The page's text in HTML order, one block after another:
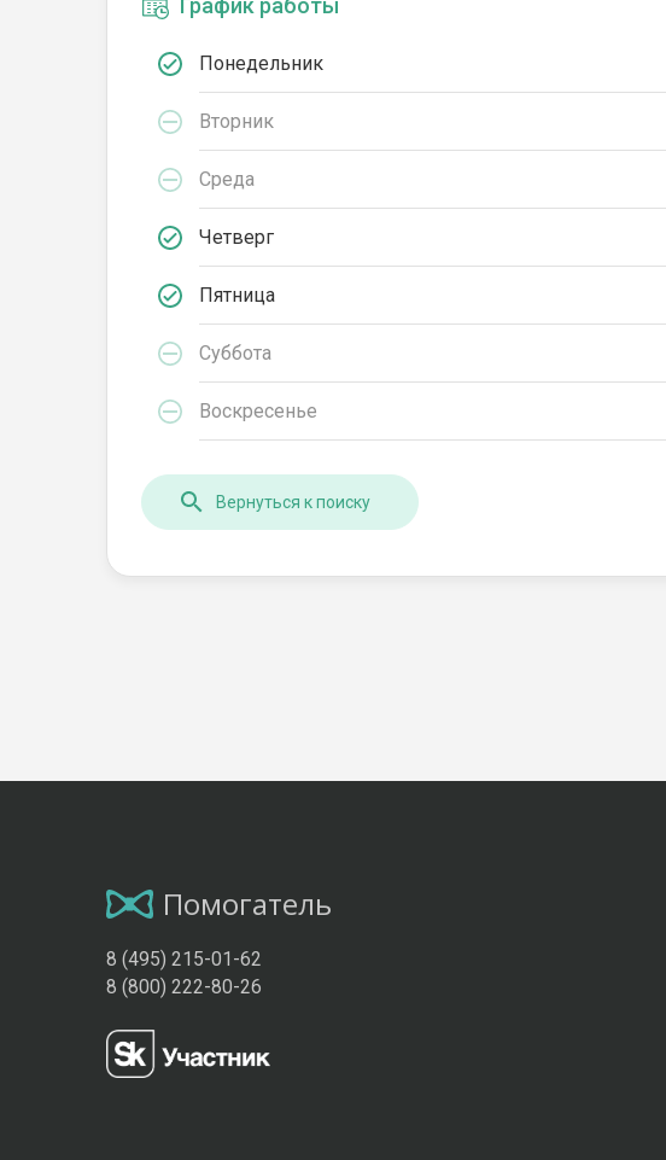
График работы
Понедельник
Вторник
Среда
Четверг
Пятница
Суббота
Воскресенье
Вернуться к поиску
Помогатель
8 (495) 215-01-62
8 (800) 222-80-26